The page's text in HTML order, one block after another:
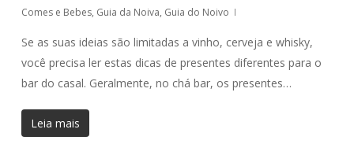
Comes e Bebes, Guia da Noiva, Guia do Noivo
Se as suas ideias são limitadas a vinho, cerveja e whisky,
você precisa ler estas dicas de presentes diferentes para o
bar do casal. Geralmente, no chá bar, os presentes…
Leia mais